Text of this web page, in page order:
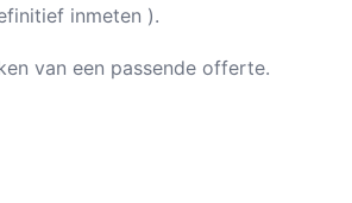
inmeten ).
van een passende offerte.